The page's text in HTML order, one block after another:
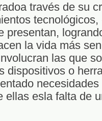
través de su
tecnológicos,
presentan,
la vida más
las que
dispositivos o
ellas esla falta de